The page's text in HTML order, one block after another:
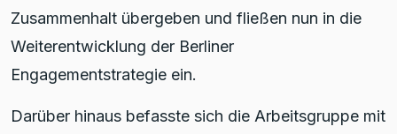
Zusammenhalt übergeben und fließen nun in die
Weiterentwicklung der Berliner
Engagementstrategie ein.
Darüber hinaus befasste sich die Arbeitsgruppe mit